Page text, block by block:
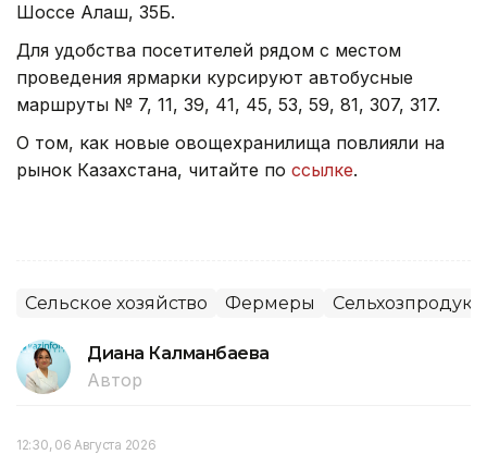
Шоссе Алаш, 35Б.
Для удобства посетителей рядом с местом
проведения ярмарки курсируют автобусные
маршруты № 7, 11, 39, 41, 45, 53, 59, 81, 307, 317.
О том, как новые овощехранилища повлияли на
рынок Казахстана, читайте по ссылке.
Сельское хозяйство Фермеры
Диана Калманбаева
Автор
12:30, 06 Августа 2026